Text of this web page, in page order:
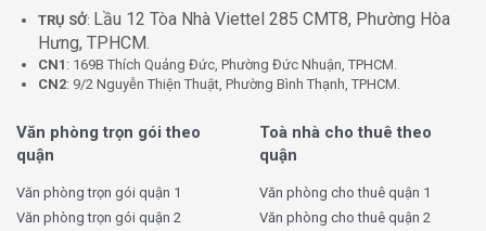
Quản lý hơn 2000 tòa nhà văn phòng:
KingOffice
sở hữu một hệ thống văn phòng đa dạng, giúp bạn dễ
dàng tìm kiếm không gian phù hợp với nhu cầu của
Báo giá nhanh chuẩn xác trong 5 phút:Đội ngũ tư
vấn luôn sẵn sàng hỗ trợ và cung cấp thông tin chính
xác về giá thuê, diện tích và các tiện ích liên quan.
Cập nhật giá thuê liên tục mỗi ngày:Bạn luôn nhận
TRỤ SỞ: Lầu 12 Tòa Nhà Viettel 285 CMT8, Phường Hòa
Hưng, TPHCM.
CN1 : 169B Thích Quảng Đức, Phường Đức Nhuận, TPHCM.
CN2: 9/2 Nguyễn Thiện Thuật, Phường Bình Thạnh, TPHCM.
Văn phòng trọn gói theo
quận
Văn phòng trọn gói quận 1
Văn phòng trọn gói quận 2
Toà nhà cho thuê theo
quận
Văn phòng cho thuê quận 1
Văn phòng cho thuê quận 2